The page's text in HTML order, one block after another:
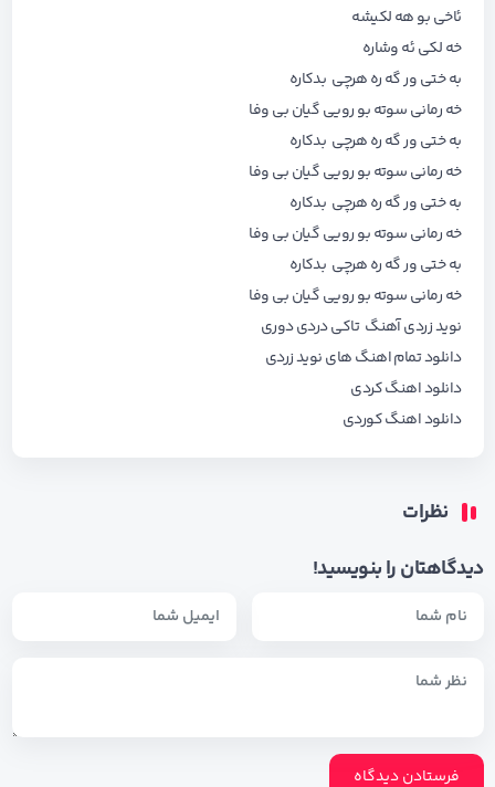
ئاخی بو هه لکیشه
خه لکی ئه وشاره
به ختی ور گه ره هرچی بدکاره
خه رمانی سوته بو رویی گیان بی وفا
به ختی ور گه ره هرچی بدکاره
خه رمانی سوته بو رویی گیان بی وفا
به ختی ور گه ره هرچی بدکاره
خه رمانی سوته بو رویی گیان بی وفا
به ختی ور گه ره هرچی بدکاره
خه رمانی سوته بو رویی گیان بی وفا
نوید زردی آهنگ تاکی دردی دوری
دانلود تمام اهنگ هاینوید زردی
دانلود اهنگ کردی
دانلود اهنگ کوردی
نظرات
دیدگاهتان را بنویسید!